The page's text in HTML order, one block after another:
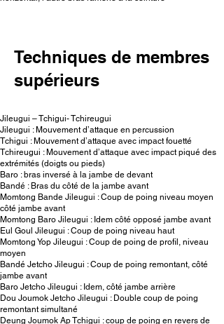
Techniques de membres
supérieurs
Jileugui – Tchigui- Tchireugui
Jileugui : Mouvement d’attaque en percussion
Tchigui : Mouvement d’attaque avec impact fouetté
Tchireugui : Mouvement d’attaque avec impact piqué des
extrémités (doigts ou pieds)
Baro : bras inversé à la jambe de devant
Bandé : Bras du côté de la jambe avant
Momtong Bande Jileugui : Coup de poing niveau moyen
côté jambe avant
Momtong Baro Jileugui : Idem côté opposé jambe avant
Eul Goul Jileugui : Coup de poing niveau haut
Momtong Yop Jileugui : Coup de poing de profil, niveau
moyen
Bandé Jetcho Jileugui : Coup de poing remontant, côté
jambe avant
Baro Jetcho Jileugui : Idem, côté jambe arrière
Dou Joumok Jetcho Jileugui : Double coup de poing
remontant simultané
Deung Joumok Ap Tchigui : coup de poing en revers de